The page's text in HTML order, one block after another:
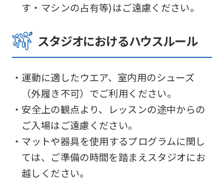
す・マシンの占有等)はご遠慮ください。
スタジオにおけるハウスルール
・運動に適したウエア、室内用のシューズ
（外履き不可）でご利用ください。
・安全上の観点より、レッスンの途中からの
ご入場はご遠慮ください。
・マットや器具を使用するプログラムに関し
ては、ご準備の時間を踏まえスタジオにお
越しください。